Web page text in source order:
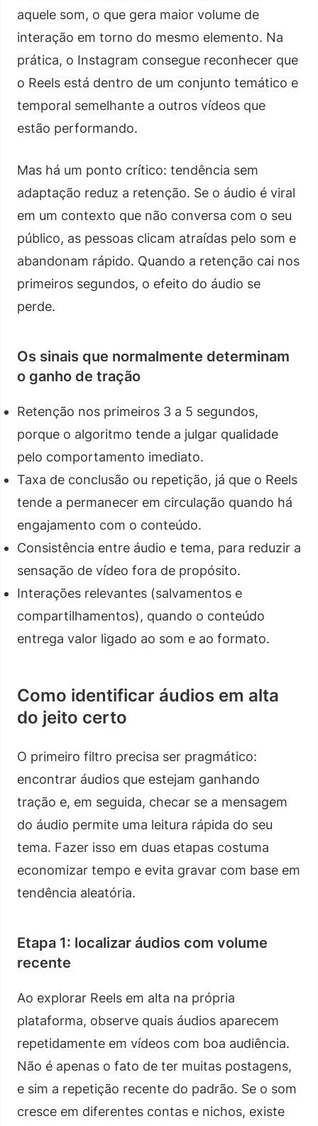
aquele som, o que gera maior volume de
interação em torno do mesmo elemento. Na
prática, o Instagram consegue reconhecer que
o Reels está dentro de um conjunto temático e
temporal semelhante a outros vídeos que
estão performando.
Mas há um ponto crítico: tendência sem
adaptação reduz a retenção. Se o áudio é viral
em um contexto que não conversa com o seu
público, as pessoas clicam atraídas pelo som e
abandonam rápido. Quando a retenção cai nos
primeiros segundos, o efeito do áudio se
perde.
Os sinais que normalmente determinam
o ganho de tração
Retenção nos primeiros 3 a 5 segundos,
porque o algoritmo tende a julgar qualidade
pelo comportamento imediato.
Taxa de conclusão ou repetição, já que o Reels
tende a permanecer em circulação quando há
engajamento com o conteúdo.
Consistência entre áudio e tema, para reduzir a
sensação de vídeo fora de propósito.
Interações relevantes (salvamentos e
compartilhamentos), quando o conteúdo
entrega valor ligado ao som e ao formato.
Como identificar áudios em alta
do jeito certo
O primeiro filtro precisa ser pragmático:
encontrar áudios que estejam ganhando
tração e, em seguida, checar se a mensagem
do áudio permite uma leitura rápida do seu
tema. Fazer isso em duas etapas costuma
economizar tempo e evita gravar com base em
tendência aleatória.
Etapa 1: localizar áudios com volume
recente
Ao explorar Reels em alta na própria
plataforma, observe quais áudios aparecem
repetidamente em vídeos com boa audiência.
Não é apenas o fato de ter muitas postagens,
e sim a repetição recente do padrão. Se o som
cresce em diferentes contas e nichos, existe